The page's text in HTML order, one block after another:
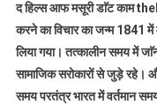
द हिल्स आफ मसूरी डाॅट काम
करने का विचार का जन्म 1841
लिया गया। तत्कालीन समय में
सामाजिक सरोकारों से जुड़े रहे।
समय परतंत्र भारत में वर्तमान